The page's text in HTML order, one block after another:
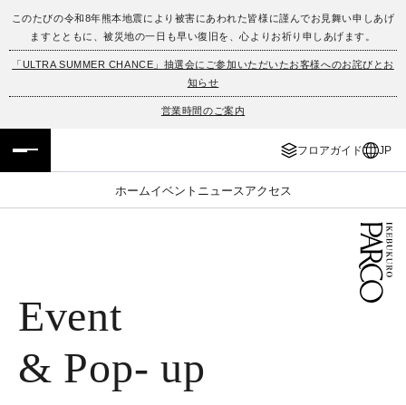
このたびの令和8年熊本地震により被害にあわれた皆様に謹んでお見舞い申しあげ
ますとともに、被災地の一日も早い復旧を、心よりお祈り申しあげます。
「ULTRA SUMMER CHANCE」抽選会にご参加いただいたお客様へのお詫びとお
知らせ
営業時間のご案内
フロアガイド JP
ホームイベント ニュース アクセス
フロアガイド
施設案内・アクセス
PARCOメンバーズ
JP
ENGLISH
繁体字
Event
& Pop- up